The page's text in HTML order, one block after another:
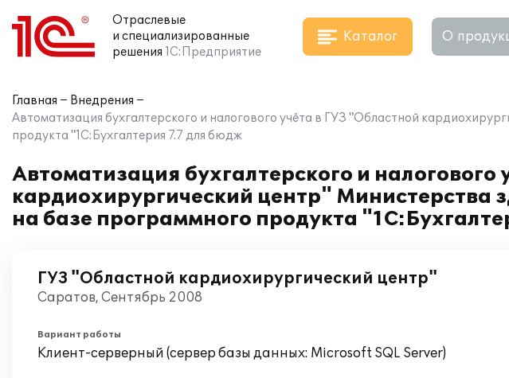
Отраслевые
и специализированные
решения 1С:Предприятие
Каталог О
Главная
Внедрения
Автоматизация бухгалтерского и налогового учёта в ГУЗ "Областной
продукта "1С:Бухгалтерия 7.7 для бюдж
Автоматизация бухгалтерского и налогового
кардиохирургический центр" Министерства
на базе программного продукта
ГУЗ "Областной кардиохирургический центр"
Саратов, Сентябрь 2008
Вариант работы
Клиент-серверный (сервер базы данных: Microsoft SQL Server)